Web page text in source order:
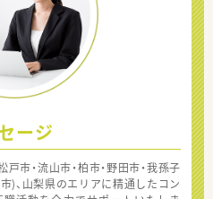
ージ
市・流山市・柏市・野田市・我孫子
)、山梨県のエリアに精通したコン